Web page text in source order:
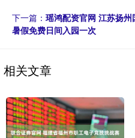
下一篇： 瑶鸿配资官网 江苏扬
暑假免费日间入园一次
相关文章